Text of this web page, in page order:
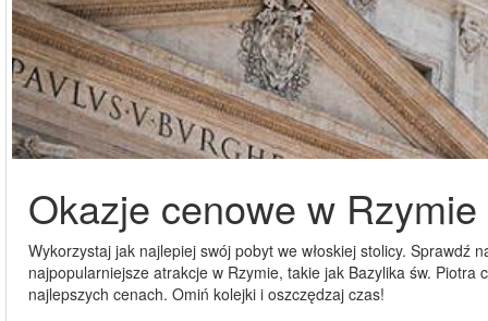
Okazje cenowe w Rzymie
Wykorzystaj jak najlepiej swój pobyt we włoskiej stolicy. Sprawdź
najpopularniejsze atrakcje w Rzymie, takie jak Bazylika św.
najlepszych cenach. Omiń kolejki i oszczędzaj czas!